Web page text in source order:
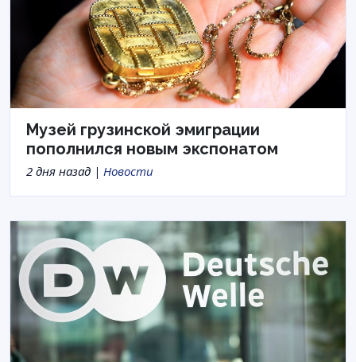
Музей грузинской эмиграции
пополнился новым экспонатом
2 дня назад | Новости